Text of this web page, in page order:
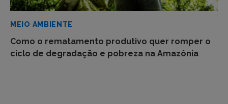
MEIO AMBIENTE
Como o rematamento produtivo quer romper o
ciclo de degradação e pobreza na Amazônia